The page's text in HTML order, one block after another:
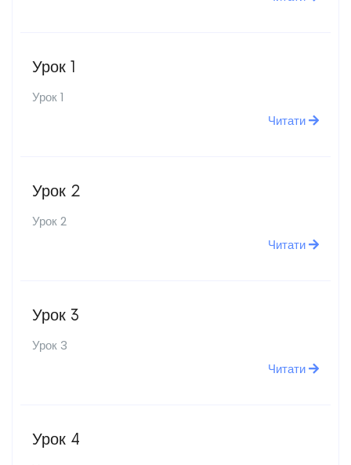
Урок 1
Урок 1
Читати
Урок 2
Урок 2
Читати
Урок 3
Урок 3
Читати
Урок 4